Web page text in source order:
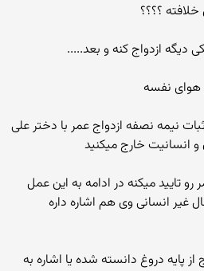
؟؟؟؟
دیگه ازدواج کنه و بعد.....
هوای نفسه
نیمه نصفه ازدواج عمر با دختر علی
و انسانیت خارج میکنید
رو تایید میکنه در ادامه به این عمل
غیر انسانی وی هم اشاره داره
از پایه دروغ دانسته شده یا اشاره به